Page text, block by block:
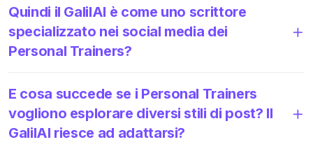
Quindi il GalilAI è come uno scrittore
specializzato nei social media dei
Personal Trainers?
E cosa succede se i Personal Trainers
vogliono esplorare diversi stili di post? Il
GalilAI riesce ad adattarsi?